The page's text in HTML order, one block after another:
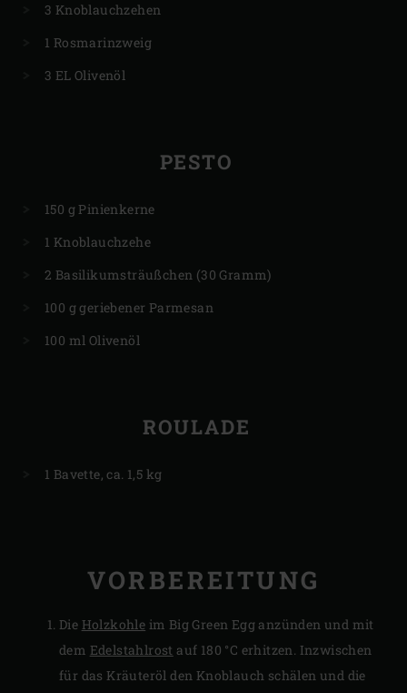
3 Knoblauchzehen
1 Rosmarinzweig
3 EL Olivenöl
PESTO
150 g Pinienkerne
1 Knoblauchzehe
2 Basilikumsträußchen (30 Gramm)
100 g geriebener Parmesan
100 ml Olivenöl
ROULADE
1 Bavette, ca. 1,5 kg
VORBEREITUNG
Die Holzkohle im Big Green Egg anzünden und mit
dem Edelstahlrost auf 180 °C erhitzen. Inzwischen
für das Kräuteröl den Knoblauch schälen und die